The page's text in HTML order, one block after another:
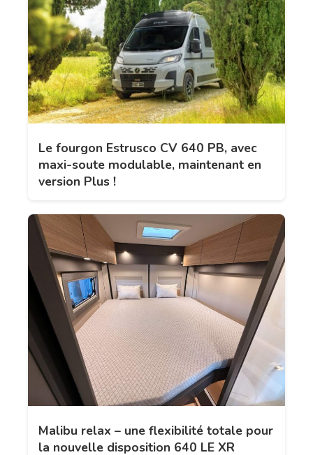
Le fourgon Estrusco CV 640 PB, avec
maxi-soute modulable, maintenant en
version Plus !
Malibu relax – une flexibilité totale pour
la nouvelle disposition 640 LE XR